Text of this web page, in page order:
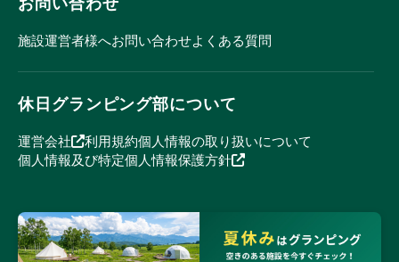
施設運営者様へお問い合わせよくある質問
休日グランピング部について
運営会社 利用規約個人情報の取り扱いについて
個人情報及び特定個人情報保護方針